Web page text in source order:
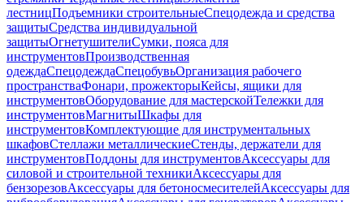
лестницПодъемники строительныеСпецодежда и средства
защитыСредства индивидуальной
защитыОгнетушителиСумки, пояса для
инструментовПроизводственная
одеждаСпецодеждаСпецобувьОрганизация рабочего
пространстваФонари, прожекторыКейсы, ящики для
инструментовОборудование для мастерскойТележки для
инструментовМагнитыШкафы для
инструментовКомплектующие для инструментальных
шкафовСтеллажи металлическиеСтенды, держатели для
инструментовПоддоны для инструментовАксессуары для
силовой и строительной техникиАксессуары для
бензорезовАксессуары для бетоносмесителейАксессуары для